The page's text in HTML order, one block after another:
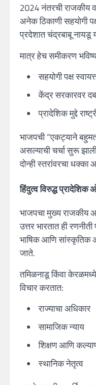
2024 नंतरची राजकीय
अनेक ठिकाणी सहयोगी
प्रदेशात चंद्रबाबू नायडू
मात्र हेच समीकरण
सहयोगी पक्ष
केंद्र सरकारवर
प्रादेशिक मुद्दे
भाजपची “एकट्याने
असल्याची चर्चा सुरू
दोन्ही स्तरांवरचा धक्का
हिंदुत्व विरुद्ध
भाजपचा मुख्य राजकीय
उत्तर भारतात ही
भाषिक आणि सांस्कृतिक
जाते.
तमिळनाडू किंवा
विचार करतात:
राज्याचा अधिकार
सामाजिक न्याय
शिक्षण आणि
स्थानिक नेतृत्व